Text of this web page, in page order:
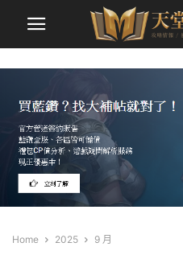
Home 2025 9 月